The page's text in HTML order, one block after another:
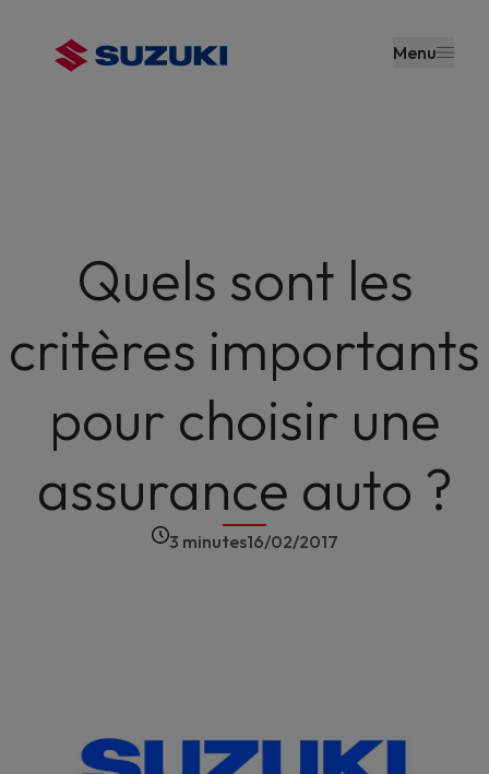
principal
Menu
Quels sont les
critères importants
pour choisir une
assurance auto ?
3 minutes16/02/2017